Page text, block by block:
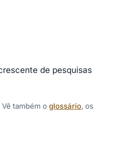
de pesquisas
também o glossário, os